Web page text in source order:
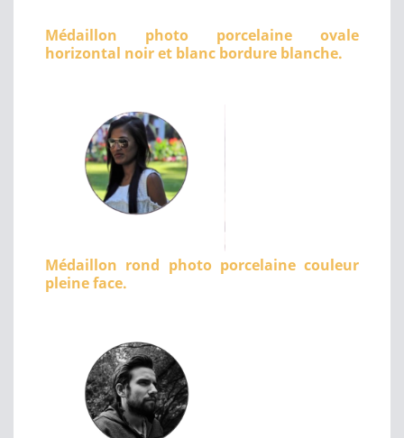
Médaillon photo porcelaine ovale
horizontal noir et blanc bordure blanche.
Médaillon rond photo porcelaine couleur
pleine face.